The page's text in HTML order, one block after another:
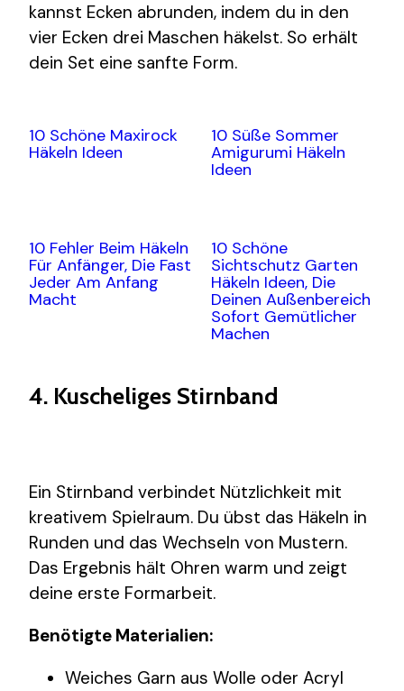
kannst Ecken abrunden, indem du in den
vier Ecken drei Maschen häkelst. So erhält
dein Set eine sanfte Form.
10 Schöne Maxirock
Häkeln Ideen
10 Süße Sommer
Amigurumi Häkeln
Ideen
10 Fehler Beim Häkeln
Für Anfänger, Die Fast
Jeder Am Anfang
Macht
10 Schöne
Sichtschutz Garten
Häkeln Ideen, Die
Deinen Außenbereich
Sofort Gemütlicher
Machen
4. Kuscheliges Stirnband
Ein Stirnband verbindet Nützlichkeit mit
kreativem Spielraum. Du übst das Häkeln in
Runden und das Wechseln von Mustern.
Das Ergebnis hält Ohren warm und zeigt
deine erste Formarbeit.
Benötigte Materialien:
Weiches Garn aus Wolle oder Acryl